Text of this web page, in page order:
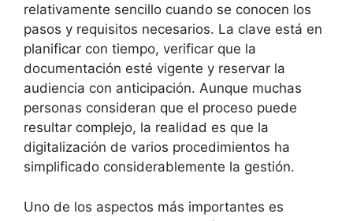
relativamente sencillo cuando se conocen los
pasos y requisitos necesarios. La clave está en
planificar con tiempo, verificar que la
documentación esté vigente y reservar la
audiencia con anticipación. Aunque muchas
personas consideran que el proceso puede
resultar complejo, la realidad es que la
digitalización de varios procedimientos ha
simplificado considerablemente la gestión.
Uno de los aspectos más importantes es